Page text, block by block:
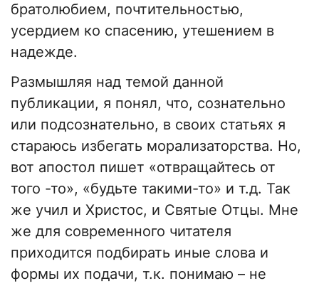
братолюбием, почтительностью,
усердием ко спасению, утешением в
надежде.
Размышляя над темой данной
публикации, я понял, что, сознательно
или подсознательно, в своих статьях я
стараюсь избегать морализаторства. Но,
вот апостол пишет «отвращайтесь от
того -то», «будьте такими-то» и т.д. Так
же учил и Христос, и Святые Отцы. Мне
же для современного читателя
приходится подбирать иные слова и
формы их подачи, т.к. понимаю – не